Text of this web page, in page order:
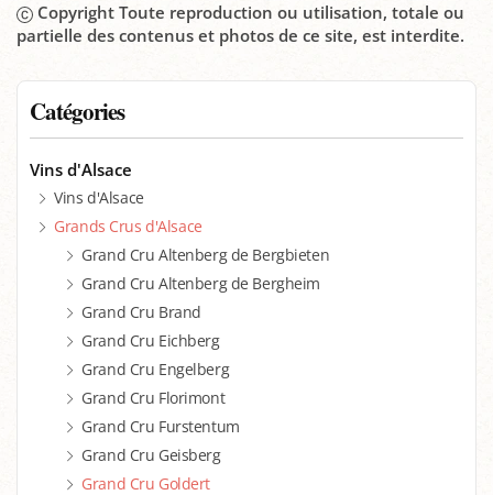
Catégories
Vins d'Alsace
Vins d'Alsace
Grands Crus d'Alsace
Grand Cru Altenberg de Bergbieten
Grand Cru Altenberg de Bergheim
Grand Cru Brand
Grand Cru Eichberg
Grand Cru Engelberg
Grand Cru Florimont
Grand Cru Furstentum
Grand Cru Geisberg
Grand Cru Goldert
Copyright Toute reproduction ou utilisation, totale ou
partielle des contenus et photos de ce site, est interdite.